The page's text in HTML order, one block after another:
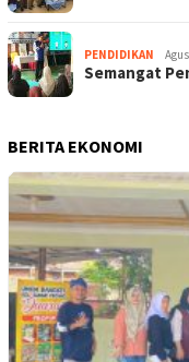
PENDIDIKAN
Semangat
BERITA EKONOMI